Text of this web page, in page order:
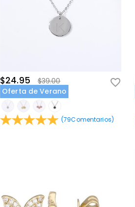
$24.95
$39.00
Oferta de Verano
(79Comentarios)